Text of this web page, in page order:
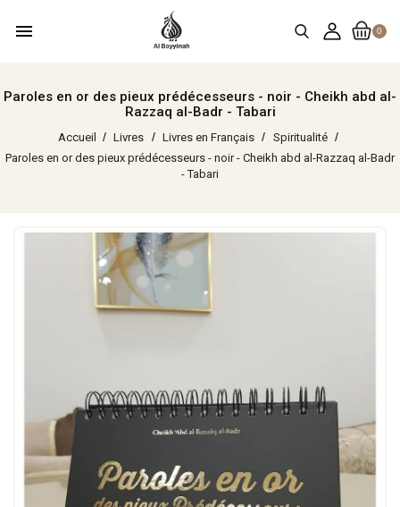
0
menu
Paroles en or des pieux prédécesseurs - noir - Cheikh abd al-
Razzaq al-Badr - Tabari
Accueil Livres Livres en Français
Spiritualité
Paroles en or des pieux prédécesseurs - noir - Cheikh abd al-Razzaq al-Badr
- Tabari